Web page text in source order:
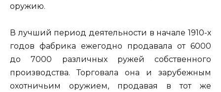
оружию.
В лучший период деятельности в начале 1910-х
годов фабрика ежегодно продавала от 6000
до 7000 различных ружей собственного
производства. Торговала она и зарубежным
охотничьим оружием, продавая в тот же